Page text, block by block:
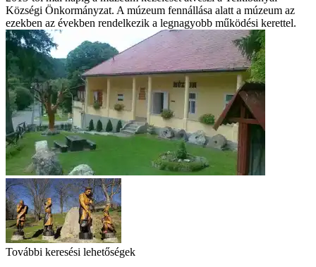
Községi Önkormányzat. A múzeum fennállása alatt a múzeum az
ezekben az években rendelkezik a legnagyobb működési kerettel.
További keresési lehetőségek